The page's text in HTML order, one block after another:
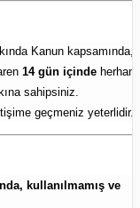
Kanun kapsamında,
14 gün içinde
sahipsiniz.
geçmeniz yeterlidir.
kullanılmamış ve